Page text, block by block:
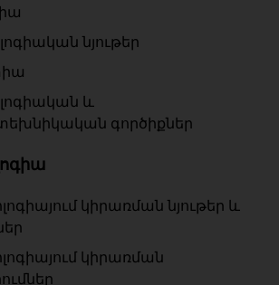
նյութեր
և
գործիքներ
կիրառման նյութեր և
կիրառման